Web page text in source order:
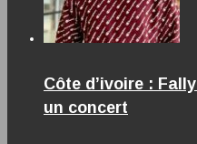
Côte d’ivoire :
un concert